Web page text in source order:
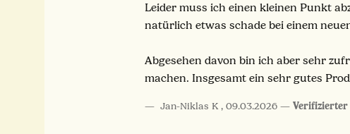
Leider muss ich einen kleinen Punkt
natürlich etwas schade bei einem
Abgesehen davon bin ich aber sehr
machen. Insgesamt ein sehr gutes
Jan-Niklas K , 09.03.2026